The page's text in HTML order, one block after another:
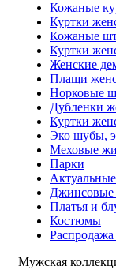
Кожаные
Куртки
Кожаные
Куртки
Женские
Плащи
Норковые
Дубленки
Куртки
Эко шубы,
Меховые
Парки
Джинсовые
Платья и
Костюмы
Мужская